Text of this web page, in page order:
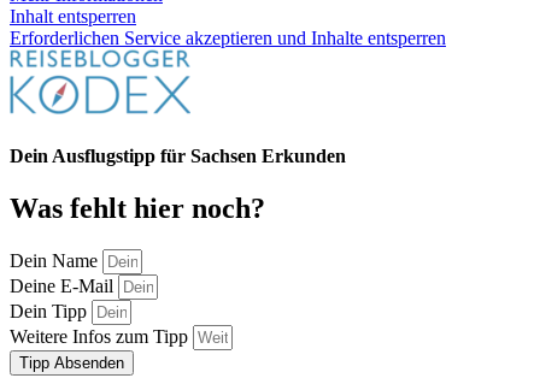
Inhalt entsperren
Erforderlichen Service akzeptieren und Inhalte entsperren
Dein Ausflugstipp für Sachsen Erkunden
Was fehlt hier noch?
Dein Name
Deine E-Mail
Dein Tipp
Weitere Infos zum Tipp
Tipp Absenden